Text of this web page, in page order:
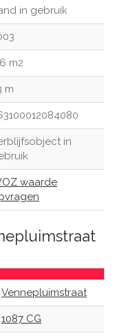
in gebruik
m2
m
in
waarde
Vennepluimstraat
1087 CG